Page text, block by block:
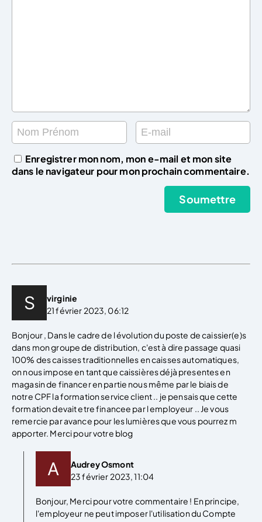
Enregistrer mon nom, mon e-mail et mon site
dans le navigateur pour mon prochain commentaire.
virginie
21 février 2023, 06:12
Bonjour , Dans le cadre de l évolution du poste de caissier(e)s
dans mon groupe de distribution, c'est à dire passage quasi
100% des caisses traditionnelles en caisses automatiques,
on nous impose en tant que caissières déjà presentes en
magasin de financer en partie nous même par le biais de
notre CPF la formation service client .. je pensais que cette
formation devait etre financee par l employeur .. Je vous
remercie par avance pour les lumières que vous pourrez m
apporter. Merci pour votre blog
Audrey Osmont
23 février 2023, 11:04
Bonjour, Merci pour votre commentaire ! En principe,
l'employeur ne peut imposer l'utilisation du Compte